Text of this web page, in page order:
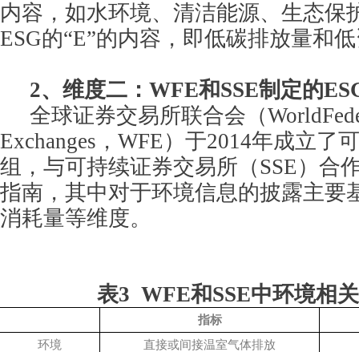
内容，如水环境、清洁能源、生态保
ESG的“E”的内容，即低碳排放量和
2、维度二：WFE和SSE制定的
全球证券交易所联合会（
Exchanges，WFE）于2014年成立了
组，与可持续证券交易所（SSE）合
指南，其中对于环境信息的披露主要
消耗量等维度。
表3 WFE和SSE中环境相
指标
环境
直接或间接温室气体排放